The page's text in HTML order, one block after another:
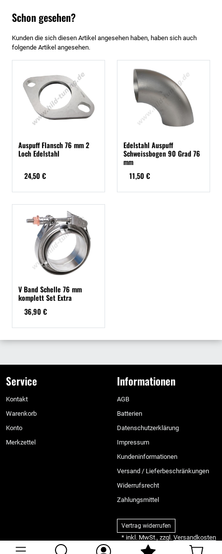
Schon gesehen?
Kunden die sich diesen Artikel angesehen haben, haben sich auch
folgende Artikel angesehen.
Auspuff Flansch 76 mm 2
Loch Edelstahl
24,50 €
Edelstahl Auspuff
Schweissbogen 90 Grad 76
mm
11,50 €
V Band Schelle 76 mm
komplett Set Extra
36,90 €
Service
Kontakt
Warenkorb
Konto
Merkzettel
Informationen
AGB
Batterien
Datenschutzerklärung
Impressum
Kundeninformationen
Versand / Lieferbeschränkungen
Widerrufsrecht
Zahlungsmittel
Vertrag widerrufen
* inkl. MwSt., zzgl. Versandkosten